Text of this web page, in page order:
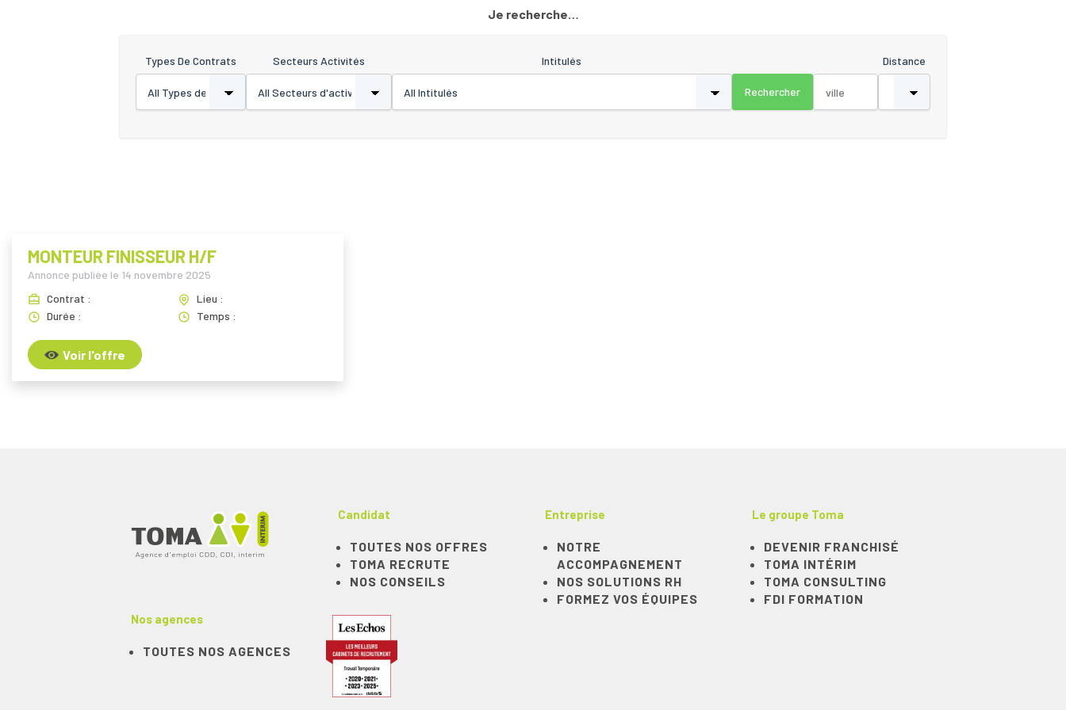
Je recherche…
Distance
Types De Contrats Secteurs Activités Intitulés
MONTEUR FINISSEUR H/F
Annonce publiée le 14 novembre 2025
Contrat :
Lieu :
Durée :
Temps :
Voir l'offre
Nos agences
TOUTES NOS AGENCES
Candidat
TOUTES NOS OFFRES
TOMA RECRUTE
NOS CONSEILS
Entreprise
NOTRE
ACCOMPAGNEMENT
NOS SOLUTIONS RH
FORMEZ VOS ÉQUIPES
Le groupe Toma
DEVENIR FRANCHISÉ
TOMA INTÉRIM
TOMA CONSULTING
FDI FORMATION